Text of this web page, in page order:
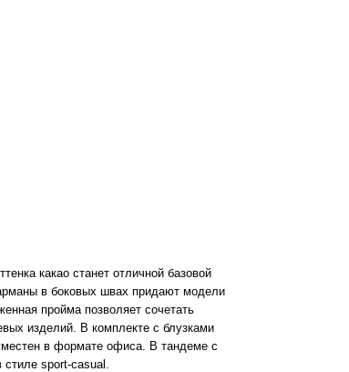
какао станет отличной базовой
в боковых швах придают модели
пройма позволяет сочетать
изделий. В комплекте с блузками
в формате офиса. В тандеме с
sport-casual.